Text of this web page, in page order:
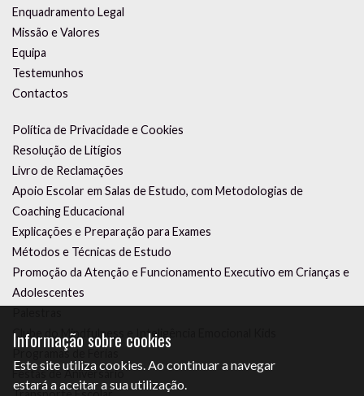
Enquadramento Legal
Missão e Valores
Equipa
Testemunhos
Contactos
Política de Privacidade e Cookies
Resolução de Litígios
Livro de Reclamações
Apoio Escolar em Salas de Estudo, com Metodologias de
Coaching Educacional
Explicações e Preparação para Exames
Métodos e Técnicas de Estudo
Promoção da Atenção e Funcionamento Executivo em Crianças e
Adolescentes
Clube do Mindfulness e Inteligência Emocional Kids
Programas de Férias
Festas de Aniversário
Informação sobre cookies
Este site utiliza cookies. Ao continuar a navegar
estará a aceitar a sua utilização.